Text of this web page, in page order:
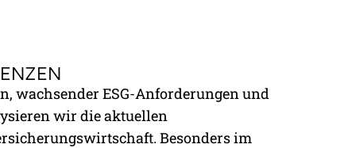
wachsender ESG-Anforderungen und
wir die aktuellen
Besonders im